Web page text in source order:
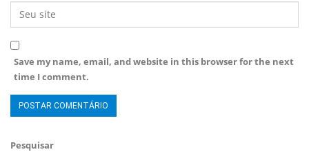
Save my name, email, and website in this browser for the next
time I comment.
Pesquisar